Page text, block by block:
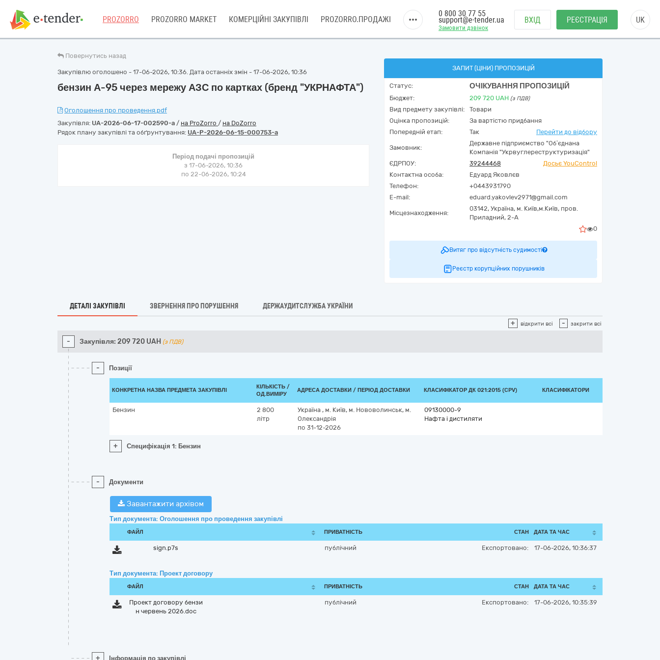
PROZORRO PROZORRO MARKET КОМЕРЦІЙНІ ЗАКУПІВЛІ PROZORRO.ПРОДАЖІ
Замовити дзвінок
0 800 30 77 55
support@e-tender.ua ВХІД РЕЄСТРАЦІЯ UK
Повернутись назад
Закупівлю оголошено - 17-06-2026, 10:36. Дата останніх змін - 17-06-2026, 10:36
бензин А-95 через мережу АЗС по картках (бренд "УКРНАФТА")
Оголошення про проведення.pdf
Закупівля: UA-2026-06-17-002590-a / на ProZorro / на DoZorro
Рядок плану закупівлі та обґрунтування: UA-P-2026-06-15-000753-a
Період подачі пропозицій
з 17-06-2026, 10:36
по 22-06-2026, 10:24
ЗАПИТ (ЦІНИ) ПРОПОЗИЦІЙ
Статус: ОЧІКУВАННЯ ПРОПОЗИЦІЙ
Бюджет: 209 720 UAH (з ПДВ)
Вид предмету закупівлі:
Товари
Оцінка пропозицій:
За вартістю придбання
Попередній етап:
Так Перейти до відбору
Замовник:
Державне підприємство "Об’єднана
Компанія "Укрвуглереструктуризація"
ЄДРПОУ:
39244468
Досьє YouControl
Контактна особа:
Едуард Яковлєв
Телефон:
+0443931790
E-mail:
eduard.yakovlev2971@gmail.com
Місцезнаходження:
03142, Україна, м. Київ,м.Київ, пров.
Приладний, 2-А
0
Витяг про відсутність судимості
Реєстр корупційних порушників
ДЕТАЛІ ЗАКУПІВЛІ ЗВЕРНЕННЯ ПРО ПОРУШЕННЯ ДЕРЖАУДИТСЛУЖБА УКРАЇНИ
+ відкрити всі - закрити всі
- Закупівля: 209 720 UAH (з ПДВ)
- Позиції
КОНКРЕТНА НАЗВА ПРЕДМЕТА ЗАКУПІВЛІ
КІЛЬКІСТЬ /
ОД.ВИМІРУ
АДРЕСА ДОСТАВКИ / ПЕРІОД ДОСТАВКИ КЛАСИФІКАТОР ДК 021:2015 (CPV) КЛАСИФІКАТОРИ
Бензин
2 800
літр
Україна , м. Київ, м. Нововолинськ, м.
Олександрія
по 31-12-2026
09130000-9
Нафта і дистиляти
+ Специфікація 1: Бензин
- Документи
Завантажити архівом
Тип документа: Оголошення про проведення закупівлі
ФАЙЛ ПРИВАТНІСТЬ СТАН ДАТА ТА ЧАС
sign.p7s публічний Експортовано: 17-06-2026, 10:36:37
Тип документа: Проект договору
ФАЙЛ ПРИВАТНІСТЬ СТАН ДАТА ТА ЧАС
Проект договору бензи
н червень 2026.doc
публічний Експортовано: 17-06-2026, 10:35:39
+ Інформація по закупівлі